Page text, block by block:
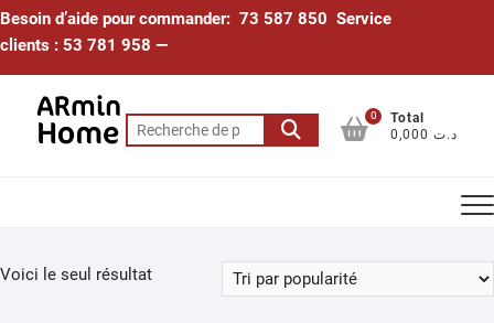
Skip
to
Besoin d’aide pour commander: 73 587 850 Service
clients : 53 781 958 —
Recherche
pour :
0
Total
0,000 د.ت
Voici le seul résultat